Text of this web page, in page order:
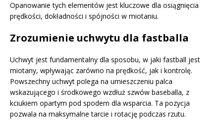
Opanowanie tych elementów jest kluczowe dla osiągnięcia
prędkości, dokładności i spójności w miotaniu.
Zrozumienie uchwytu dla fastballa
Uchwyt jest fundamentalny dla sposobu, w jaki fastball jest
miotany, wpływając zarówno na prędkość, jak i kontrolę.
Powszechny uchwyt polega na umieszczeniu palca
wskazującego i środkowego wzdłuż szwów baseballa, z
kciukiem opartym pod spodem dla wsparcia. Ta pozycja
pozwala na maksymalne tarcie i rotację podczas rzutu.